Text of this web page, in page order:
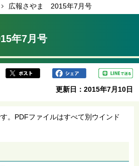
広報さやま 2015年7月号
年7月号
更新日：2015年7月10日
。PDFファイルはすべて別ウインド